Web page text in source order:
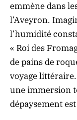
emmène dans
l’Aveyron.
l’humidité
« Roi des
de pains de
voyage
une immersion
dépaysement